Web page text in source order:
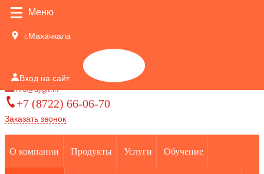
Меню
г.Махачкала
Вход на сайт 0
info@djigit.in
+7 (8722) 66-06-70
Заказать звонок
О компании Продукты Услуги Обучение